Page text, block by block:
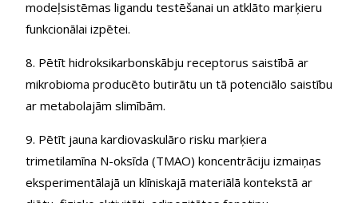
modeļsistēmas ligandu testēšanai un atklāto marķieru
funkcionālai izpētei.
8. Pētīt hidroksikarbonskābju receptorus saistībā ar
mikrobioma producēto butirātu un tā potenciālo saistību
ar metabolajām slimībām.
9. Pētīt jauna kardiovaskulāro risku marķiera
trimetilamīna N-oksīda (TMAO) koncentrāciju izmaiņas
eksperimentālajā un klīniskajā materiālā kontekstā ar